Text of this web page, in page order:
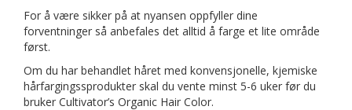
For å være sikker på at nyansen oppfyller dine
forventninger så anbefales det alltid å farge et lite område
først.
Om du har behandlet håret med konvensjonelle, kjemiske
hårfargingssprodukter skal du vente minst 5-6 uker før du
bruker Cultivator’s Organic Hair Color.